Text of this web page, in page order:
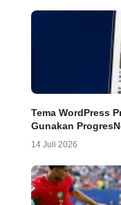
Tema WordPress
Gunakan
14 Juli 2026